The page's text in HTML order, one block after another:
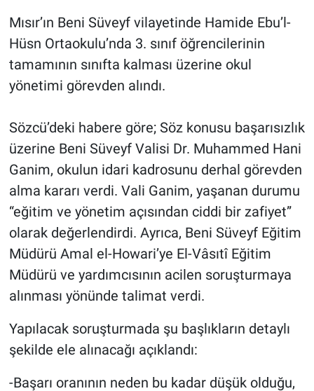
Mısır’ın Beni Süveyf vilayetinde Hamide Ebu’l-
Hüsn Ortaokulu’nda 3. sınıf öğrencilerinin
tamamının sınıfta kalması üzerine okul
yönetimi görevden alındı.
Sözcü’deki habere göre; Söz konusu başarısızlık
üzerine Beni Süveyf Valisi Dr. Muhammed Hani
Ganim, okulun idari kadrosunu derhal görevden
alma kararı verdi. Vali Ganim, yaşanan durumu
“eğitim ve yönetim açısından ciddi bir zafiyet”
olarak değerlendirdi. Ayrıca, Beni Süveyf Eğitim
Müdürü Amal el-Howari’ye El-Vâsıtî Eğitim
Müdürü ve yardımcısının acilen soruşturmaya
alınması yönünde talimat verdi.
Yapılacak soruşturmada şu başlıkların detaylı
şekilde ele alınacağı açıklandı:
-Başarı oranının neden bu kadar düşük olduğu,
Gündem Özel
Günün görüntüsü
İlan
Kimdir
Koronavirüs
Kültür Sanat
Ne demişti
Popüler